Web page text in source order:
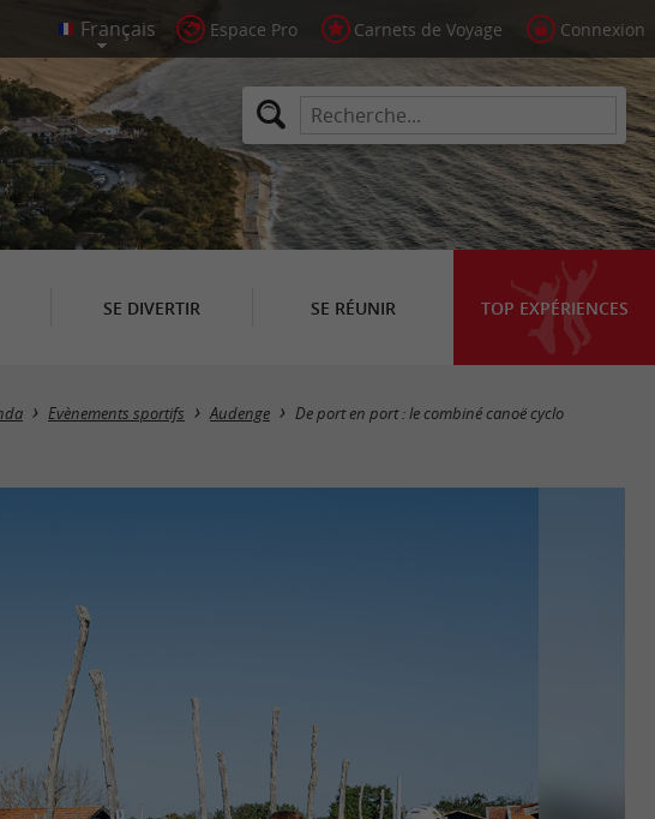
Espace Pro Carnets de Voyage Connexion
SE DIVERTIR SE RÉUNIR TOP EXPÉRIENCES
Evènements sportifs Audenge De port en port : le combiné canoë cyclo